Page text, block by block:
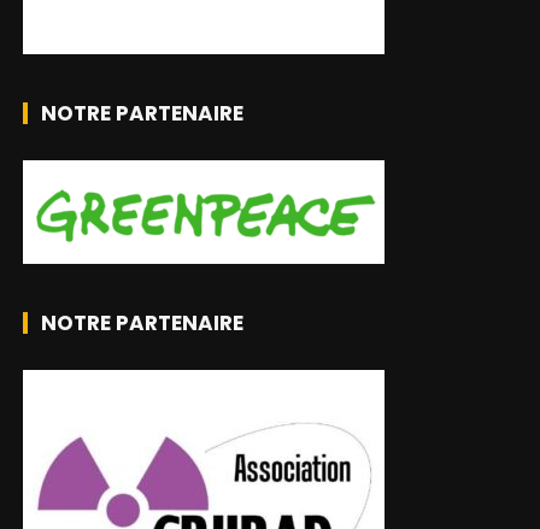
NOTRE PARTENAIRE
NOTRE PARTENAIRE